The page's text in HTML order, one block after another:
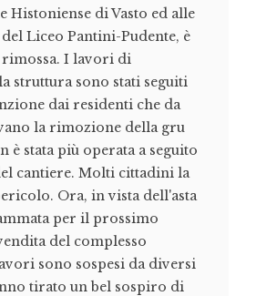
Histoniense di Vasto ed alle
Liceo Pantini-Pudente, è
rimossa. I lavori di
struttura sono stati seguiti
dai residenti che da
la rimozione della gru
è stata più operata a seguito
cantiere. Molti cittadini la
Ora, in vista dell'asta
per il prossimo
del complesso
sono sospesi da diversi
tirato un bel sospiro di